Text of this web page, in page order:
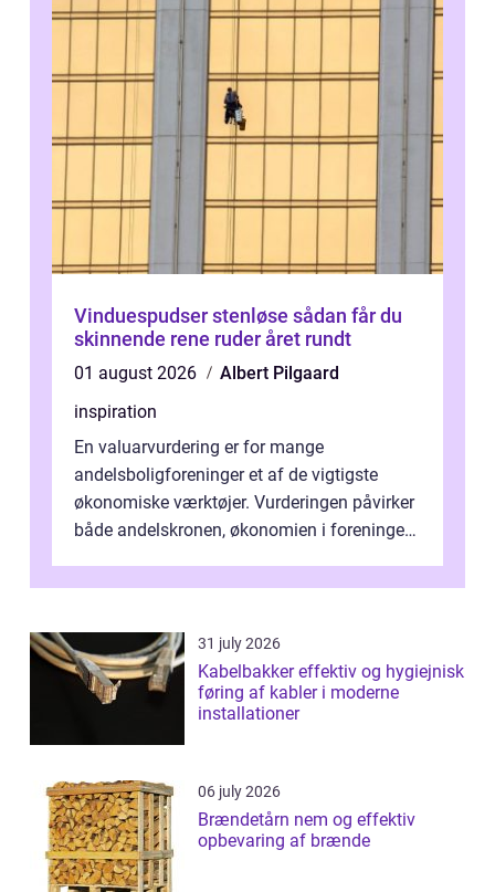
Vinduespudser stenløse sådan får du
skinnende rene ruder året rundt
01 august 2026
Albert Pilgaard
inspiration
En valuarvurdering er for mange
andelsboligforeninger et af de vigtigste
økonomiske værktøjer. Vurderingen påvirker
både andelskronen, økonomien i foreningen
31 july 2026
Kabelbakker effektiv og hygiejnisk
føring af kabler i moderne
installationer
06 july 2026
Brændetårn nem og effektiv
opbevaring af brænde